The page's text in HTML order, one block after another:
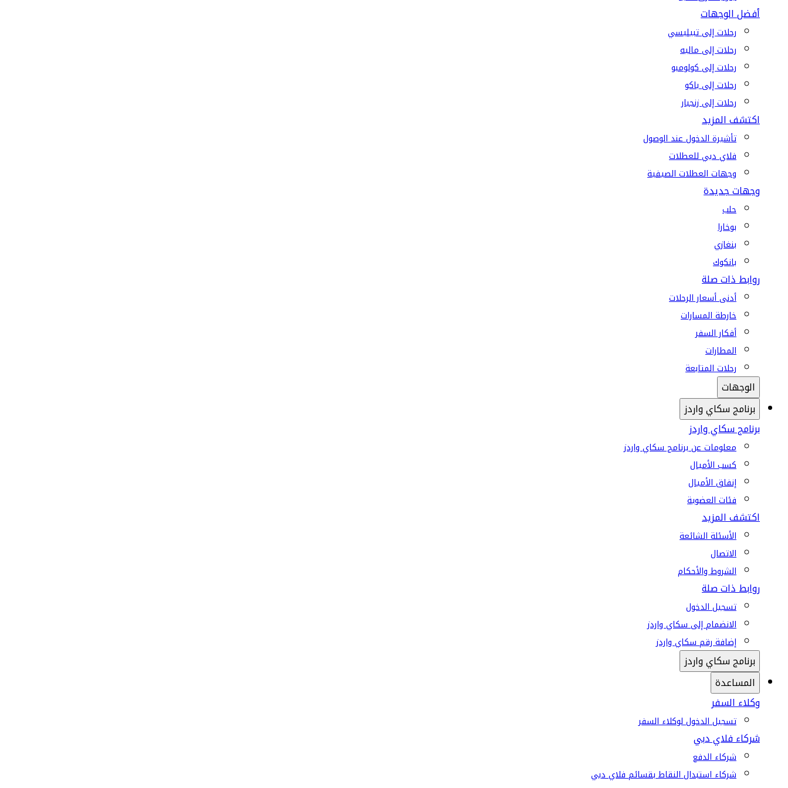
أفضل الوجهات
رحلات إلى تبيليسي
رحلات إلى ماليه
رحلات إلى كولومبو
رحلات إلى باكو
رحلات إلى زنجبار
اكتشف المزيد
تأشيرة الدخول عند الوصول
فلاي دبي للعطلات
وجهات العطلات الصيفية
وجهات جديدة
حلب
بوخارا
بنغازي
بانكوك
روابط ذات صلة
أدنى أسعار الرحلات
خارطة المسارات
أفكار السفر
المطارات
رحلات المتابعة
الوجهات
برنامج سكاي واردز
برنامج سكاي واردز
معلومات عن برنامج سكاي واردز
كسب الأميال
إنفاق الأميال
فئات العضوية
اكتشف المزيد
الأسئلة الشائعة
الاتصال
الشروط والأحكام
روابط ذات صلة
تسجيل الدخول
الانضمام إلى سكاي واردز
إضافة رقم سكاي واردز
برنامج سكاي واردز
المساعدة
وكلاء السفر
تسجيل الدخول لوكلاء السفر
شركاء فلاي دبي
شركاء الدفع
شركاء استبدال النقاط بقسائم فلاي دبي